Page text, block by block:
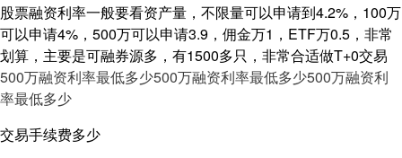
股票融资利率一般要看资产量，不限量可以申请到4.2%，100万
可以申请4%，500万可以申请3.9，佣金万1，ETF万0.5，非常
划算，主要是可融券源多，有1500多只，非常合适做T+0交易
500万融资利率最低多少500万融资利率最低多少500万融资利
率最低多少
交易手续费多少